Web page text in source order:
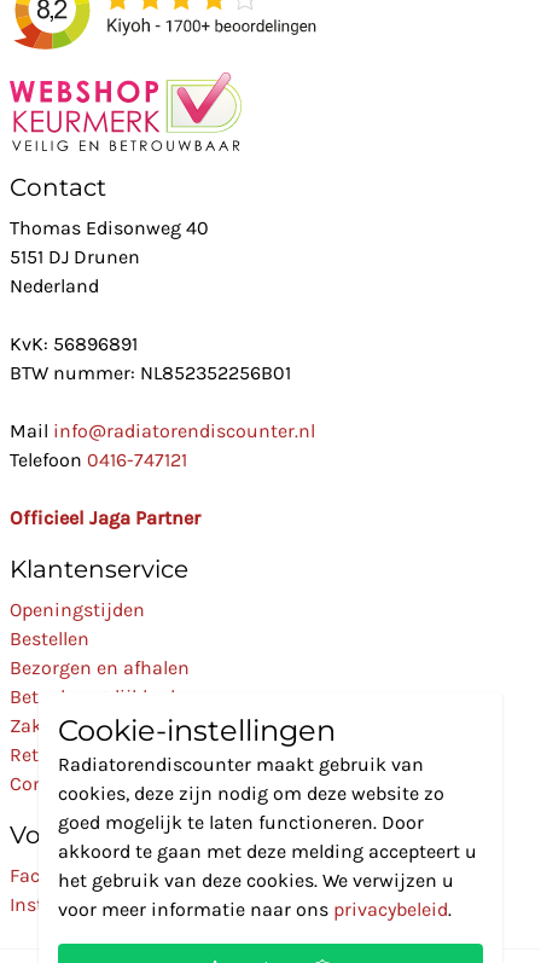
Contact
Thomas Edisonweg 40
5151 DJ Drunen
Nederland
KvK: 56896891
BTW nummer: NL852352256B01
Mail info@radiatorendiscounter.nl
Telefoon 0416-747121
Officieel Jaga Partner
Klantenservice
Openingstijden
Bestellen
Bezorgen en afhalen
Betaalmogelijkheden
Zakelijk
Retourneren
Contact
Volg Ons
Facebook
Instagram
Cookie-instellingen
Radiatorendiscounter maakt gebruik van
cookies, deze zijn nodig om deze website zo
goed mogelijk te laten functioneren. Door
akkoord te gaan met deze melding accepteert u
het gebruik van deze cookies. We verwijzen u
voor meer informatie naar ons privacybeleid.